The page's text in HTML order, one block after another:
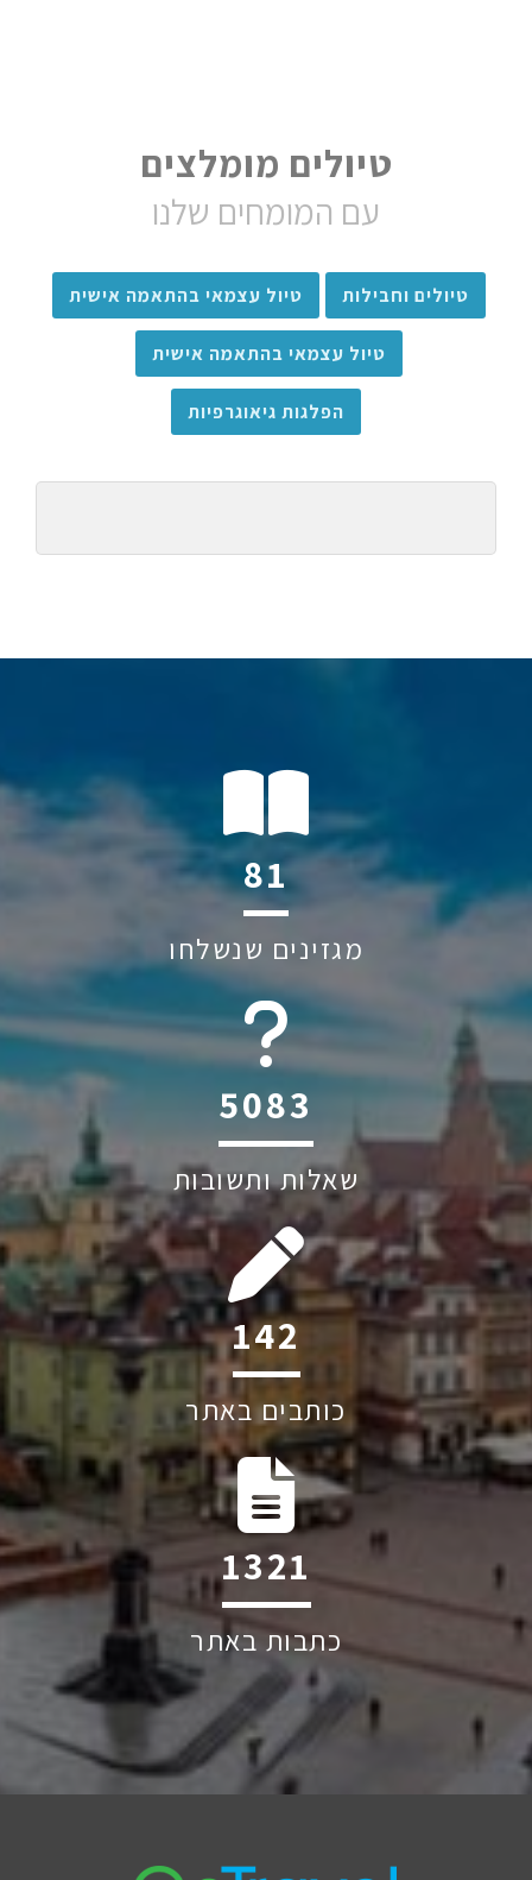
טיולים מומלצים
עם המומחים שלנו
טיולים וחבילות טיול עצמאי בהתאמה אישית
טיול עצמאי בהתאמה אישית
הפלגות גיאוגרפיות
115
מגזינים שנשלחו
6045
שאלות ותשובות
201
כותבים באתר
1874
כתבות באתר